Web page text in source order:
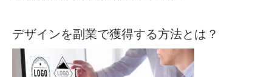
デザインを副業で獲得する方法とは？